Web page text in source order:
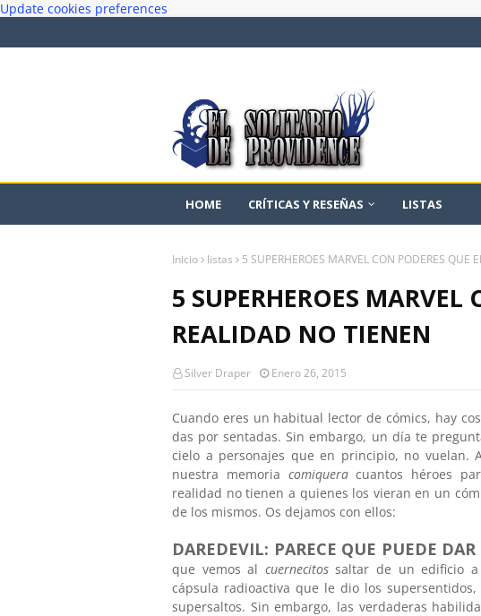
Update cookies preferences
HOME CRÍTICAS Y RESEÑAS LISTAS
Inicio listas 5 SUPERHEROES MARVEL CON PODERES QUE
5 SUPERHEROES MARVEL
REALIDAD NO TIENEN
Silver Draper Enero 26, 2015
Cuando eres un habitual lector de cómics, hay
das por sentadas. Sin embargo, un día te
cielo a personajes que en principio, no vuelan.
nuestra memoria comiqueracuantos héroes
realidad no tienen a quienes los vieran en un
de los mismos. Os dejamos con ellos:
DAREDEVIL: PARECE QUE PUEDE
que vemos al cuernecitossaltar de un edificio
cápsula radioactiva que le dio los
supersaltos. Sin embargo, las verdaderas